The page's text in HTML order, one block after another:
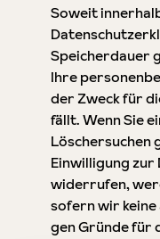
Soweit
Speicherdauer
Ihre
der Zweck für
fällt. Wenn Sie
Löschersuchen
Einwilligung
widerrufen,
sofern wir
gen Gründe für